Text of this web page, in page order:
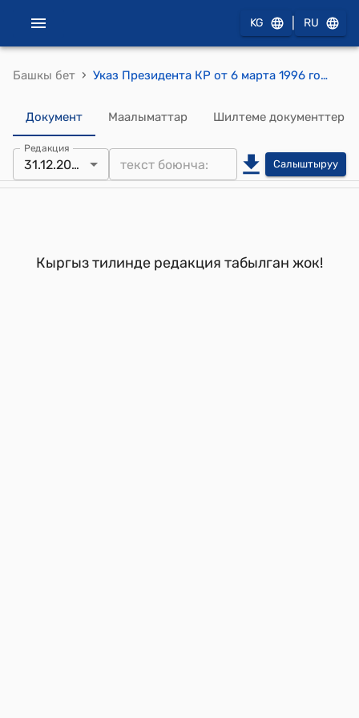
KG RU
Башкы бет › Указ Президента КР от 6 марта 1996 года УП №94 "Об основных направлениях национальной программы "Аялзат"
Документ Маалыматтар Шилтеме документтер
Редакция
31.12.2021 Салыштыруу
Кыргыз тилинде редакция табылган жок!